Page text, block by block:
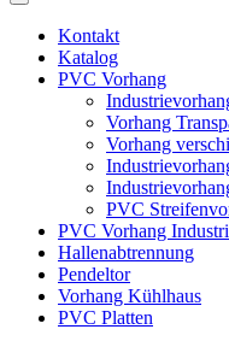
Kontakt
Katalog
PVC Vorhang
Vorhang
Vorhang
PVC
PVC Vorhang
Hallenabtrennung
Pendeltor
Vorhang Kühlhaus
PVC Platten